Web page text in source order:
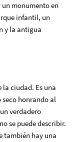
monumento en
infantil, un
y la antigua
la ciudad. Es una
seco honrando al
verdadero
se puede describir.
también hay una